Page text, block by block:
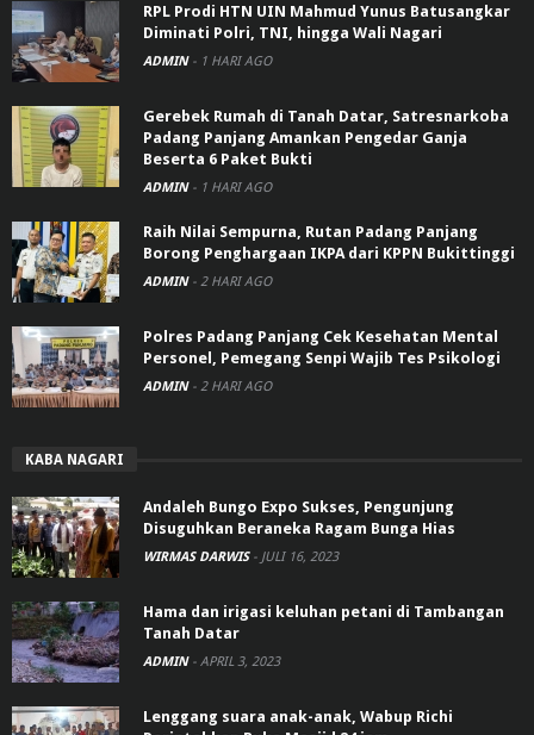
RPL Prodi HTN UIN Mahmud Yunus Batusangkar
Diminati Polri, TNI, hingga Wali Nagari
ADMIN - 1 HARI AGO
Gerebek Rumah di Tanah Datar, Satresnarkoba
Padang Panjang Amankan Pengedar Ganja
Beserta 6 Paket Bukti
ADMIN - 1 HARI AGO
Raih Nilai Sempurna, Rutan Padang Panjang
Borong Penghargaan IKPA dari KPPN Bukittinggi
ADMIN - 2 HARI AGO
Polres Padang Panjang Cek Kesehatan Mental
Personel, Pemegang Senpi Wajib Tes Psikologi
ADMIN - 2 HARI AGO
KABA NAGARI
Andaleh Bungo Expo Sukses, Pengunjung
Disuguhkan Beraneka Ragam Bunga Hias
WIRMAS DARWIS - JULI 16, 2023
Hama dan irigasi keluhan petani di Tambangan
Tanah Datar
ADMIN - APRIL 3, 2023
Lenggang suara anak-anak, Wabup Richi